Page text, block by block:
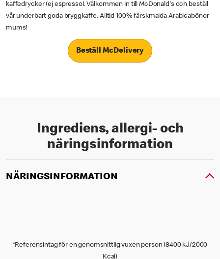
kaffedrycker (ej espresso). Välkommen in till McDonald's och beställ
vår underbart goda bryggkaffe. Alltid 100% färskmalda Arabicabönor-
mums!
Beställ McDelivery
Ingrediens, allergi- och
näringsinformation
NÄRINGSINFORMATION
*Referensintag för en genomsnittlig vuxen person (8400 kJ/2000
Kcal)